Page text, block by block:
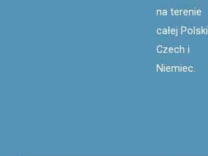
na terenie
całej
Czech i
Niemiec.